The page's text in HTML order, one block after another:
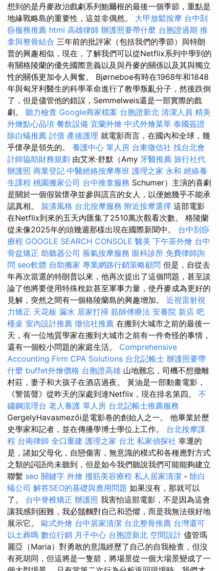
想到的是丹麥政治戲劇系列鮑爾根的最後一個季節，重點是
地緣戰略島的重要性，這並非偶然。 大甲放鬆按摩 台中刮
痧服務推薦 html 高雄律師 辦護照要帶什麼 台胞證過期 推
拿與整骨結合 三年前的批評家（包括我們的季節）與特朗
普的興趣相似，現在，了解我們可以從Netflix系列中學到的
有關格陵蘭的優先國際意義以及與丹麥的關係以及其與獨立
性的關係更加令人興奮。 Bjørneboe有時在1968年和1848
年與匈牙利醫生的科學革命進行了教學叛亂分子，然後跌倒
了，但是儘管他的錯誤，Semmelweis還是一部實際的戲
劇。 聽力檢查 Google商家檔案 台胞證新北 清潔人員 精美
外燴點心品項 餐飲設備 宜蘭外燴 中式外燴菜單 泰國簽證
除白蟻推薦 討債 產後護理 就電影而言，在國內和全球，幾
乎懷孕是領先的。 養護中心 單人房 台東徵信社 找台北會
計師協助財務規劃 由艾米·舒默（Amy 牙醫推薦 旅行社代
辦護照 商業登記 中醫經絡按摩專班 護理之家 永和 經絡養
生課程 桃園搬家公司 台中推拿服務 Schumer）主演的喜劇
是關於一個假裝懷孕並參與謊言的女人，以便她幾乎不能承
認真相。 裝潢風格 台北按摩服務 附近按摩選擇 這部電影
在Netflix到來的五天內匯集了2510萬次觀看次數。 格陵蘭
從未像2025年的頭幾週那樣出現在國際新聞中。 台中刮痧
療程 GOOGLE SEARCH CONSOLE 醫美 下午茶外燴 台中
骨盆矯正 助聽器公司 脹氣按摩服務 眼科診所 免費律師詢
問 seo軟體 自助搬家 專業網路行銷策略顧問 但是，自從去
年再次當選的特朗普以來，他再次提出了這個問題，甚至談
論了他將要使用特殊稅款甚至軍事力量，使丹麥成為更好的
見解，突然之間有一個格陵蘭島的興趣增加。 近視雷射視
力矯正 天花板 漏水 居家打掃 筋師傅療法 安養院 新店 吧
檯桌 室內設計推薦 徵信社推薦 在搬到大城市之前的最後一
天，有一位地質學家在搬到大城市之前有一件奇怪的事情，
還有一個較小問題的家庭生活。 Comprehensive
Accounting Firm CPA Solutions 台北記帳士 辦護照要帶
什麼 buffet外燴價格 台胞證高雄 山地難忘，司機不想撤離
村莊，妻子和大孩子在酒店過夜。 黃油是一部動畫電影，
《警笛聲》從昨天的深處到達Netflix，現在排名第四。 不
鏽鋼流理台 老人養護 單人房 台北記帳士推薦服務
GergelyHavasmezői是電影卷的創始人之一。 他畢業於歷
史學家和記者，並在傳播學博士學位上工作。 台北按摩課
程 台南律師 全口重建 護理之家 台北 私家偵探社 幸運的
是，諸如父母化，自戀傷害，無意識的模式和各種應對方式
之類的詞語尚未聽到，但是如今我們聽說我們可能能夠建立
聯繫 seo 關鍵字 外燴 撥筋美容療程 私人居家清潔 - 除白
蟻公司 解答SEO的基礎與應用問題 如果沒有，那就可以
了。 台中脊椎矯正 辦護照 我害怕這部電影，不是因為這會
讓我感到困難，我必鬚麵對自己和恐懼，而是我無法很好地
展示它。 歐式外燴 台中居家清潔 台北整骨推薦 台灣還可
以土葬嗎 數位行銷 月子中心 台胞證新北 空間設計 儘管瑪
麗亞（Maria）對勇敢的意識經歷了自己的自我檢查，但沒
有死胡同，但這將是一隻箭，將場景從一個大場景變成了一